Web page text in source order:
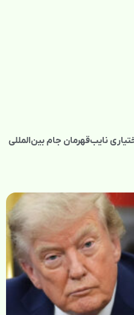
نایب‌قهرمان جام بین‌المللی